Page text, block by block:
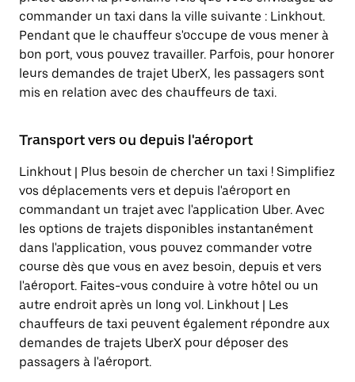
commander un taxi dans la ville suivante : Linkhout.
Pendant que le chauffeur s'occupe de vous mener à
bon port, vous pouvez travailler. Parfois, pour honorer
leurs demandes de trajet UberX, les passagers sont
mis en relation avec des chauffeurs de taxi.
Transport vers ou depuis l'aéroport
Linkhout | Plus besoin de chercher un taxi ! Simplifiez
vos déplacements vers et depuis l'aéroport en
commandant un trajet avec l'application Uber. Avec
les options de trajets disponibles instantanément
dans l'application, vous pouvez commander votre
course dès que vous en avez besoin, depuis et vers
l'aéroport. Faites-vous conduire à votre hôtel ou un
autre endroit après un long vol. Linkhout | Les
chauffeurs de taxi peuvent également répondre aux
demandes de trajets UberX pour déposer des
passagers à l'aéroport.